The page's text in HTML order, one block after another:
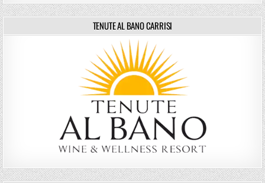
TENUTE AL BANO CARRISI